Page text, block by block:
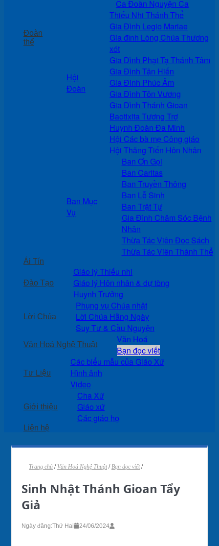
Đoàn
thể
Ca Đoàn Nguyện Ca
Hội
Đoàn
Thiếu Nhi Thánh Thể
Gia Đình Legio Mariae
Gia đình Lòng Chúa Thương
xót
Gia Đình Phạt Tạ Thánh Tâm
Gia Đình Tận Hiến
Gia Đình Phúc Âm
Gia Đình Tôn Vương
Gia Đình Thánh Gioan
Baotixita Tương Trợ
Huynh Đoàn Đa Minh
Hội Các bà mẹ Công giáo
Hội Thăng Tiến Hôn Nhân
Ban Mục
Vụ
Ban Ơn Gọi
Ban Caritas
Ban Truyền Thông
Ban Lễ Sinh
Ban Trật Tự
Gia Đình Chăm Sóc Bệnh
Nhân
Thừa Tác Viên Đọc Sách
Thừa Tác Viên Thánh Thể
Ái Tín
Đào Tạo
Giáo lý Thiếu nhi
Giáo lý Hôn nhân & dự tòng
Huynh Trưởng
Lời Chúa
Phụng vụ Chúa nhật
Lời Chúa Hằng Ngày
Suy Tư & Cầu Nguyện
Văn Hoá Nghệ Thuật
Văn Hoá
Bạn đọc viết
Tư Liệu
Các biểu mẫu của Giáo Xứ
Hình ảnh
Video
Giới thiệu
Cha Xứ
Giáo xứ
Các giáo họ
Liên hệ
Trang chủ / Văn Hoá Nghệ Thuật/Bạn đọc viết/
Sinh Nhật Thánh Gioan Tẩy
Giả
Ngày đăng:Thứ Hai 24/06/2024